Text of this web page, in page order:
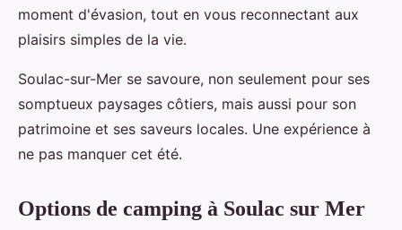
moment d'évasion, tout en vous reconnectant aux
plaisirs simples de la vie.
Soulac-sur-Mer se savoure, non seulement pour ses
somptueux paysages côtiers, mais aussi pour son
patrimoine et ses saveurs locales. Une expérience à
ne pas manquer cet été.
Options de camping à Soulac sur Mer